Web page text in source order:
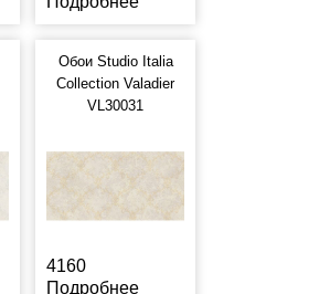
Обои Studio Italia
Collection Valadier
VL30031
4160
Подробнее